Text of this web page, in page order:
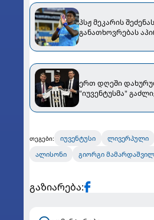
პსჟ მეკარის
განათხოვრებას
ერთ დღეში
"იუვენტუსმა"
თეგები: იუვენტუსი ლივერპული
ალისონი
გიორგი
გაზიარება: